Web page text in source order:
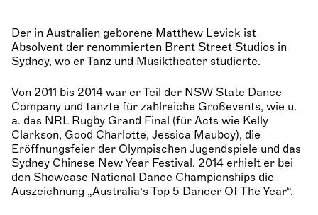
Der in Australien geborene Matthew Levick ist
Absolvent der renommierten Brent Street Studios in
Sydney, wo er Tanz und Musiktheater studierte.
Von 2011 bis 2014 war er Teil der NSW State Dance
Company und tanzte für zahlreiche Großevents, wie u.
a. das NRL Rugby Grand Final (für Acts wie Kelly
Clarkson, Good Charlotte, Jessica Mauboy), die
Eröffnungsfeier der Olympischen Jugendspiele und das
Sydney Chinese New Year Festival. 2014 erhielt er bei
den Showcase National Dance Championships die
Auszeichnung „Australia‘s Top 5 Dancer Of The Year“.